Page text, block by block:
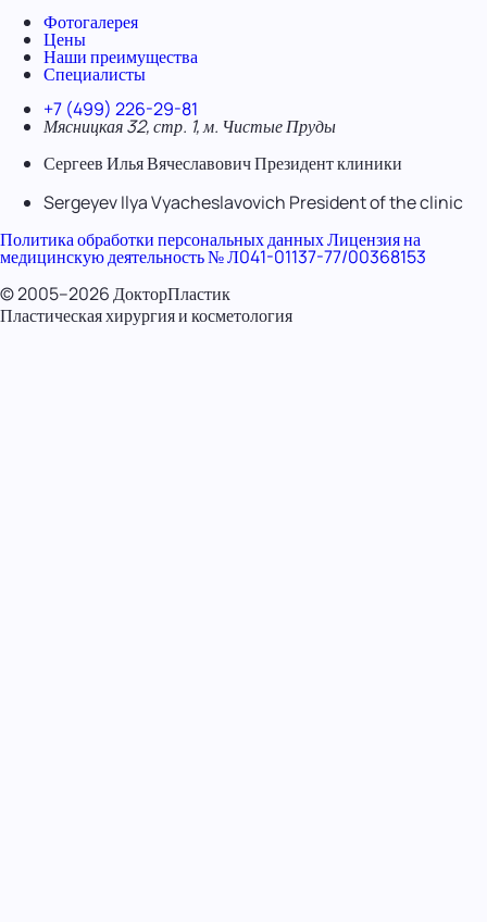
Фотогалерея
Цены
Наши преимущества
Специалисты
+7 (499) 226-29-81
Мясницкая 32, стр. 1, м. Чистые Пруды
Сергеев Илья ВячеславовичПрезидент клиники
Sergeyev Ilya Vyacheslavovich President of the clinic
Политика обработки персональных данныхЛицензия на
медицинскую деятельность № Л041-01137-77/00368153
© 2005–2026 ДокторПластик
Пластическая хирургия и косметология